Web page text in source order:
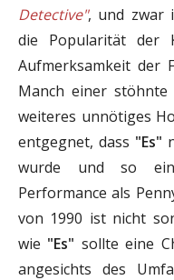
Detective", und zwar
die Popularität der
Aufmerksamkeit der
Manch einer
weiteres unnötiges
entgegnet, dass "Es"
wurde und so
Performance als
von 1990 ist nicht
wie "Es" sollte eine
angesichts des